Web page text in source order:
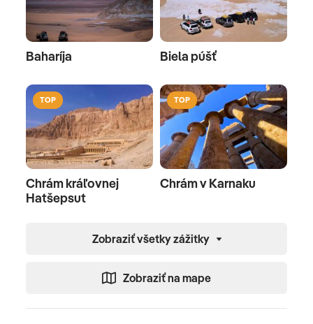
Baharíja Biela púšť
TOP
Chrám kráľovnej
Hatšepsut
TOP
Chrám v Karnaku
Zobraziť všetky zážitky
Zobraziť na mape